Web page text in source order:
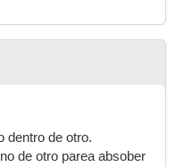
dentro de otro.
de otro parea absober